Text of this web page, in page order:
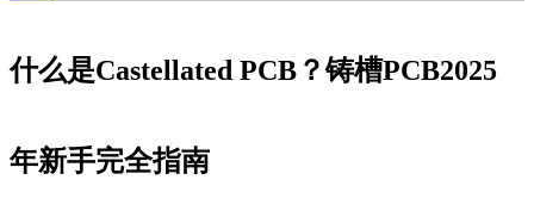
什么是Castellated PCB？铸槽PCB2025
年新手完全指南